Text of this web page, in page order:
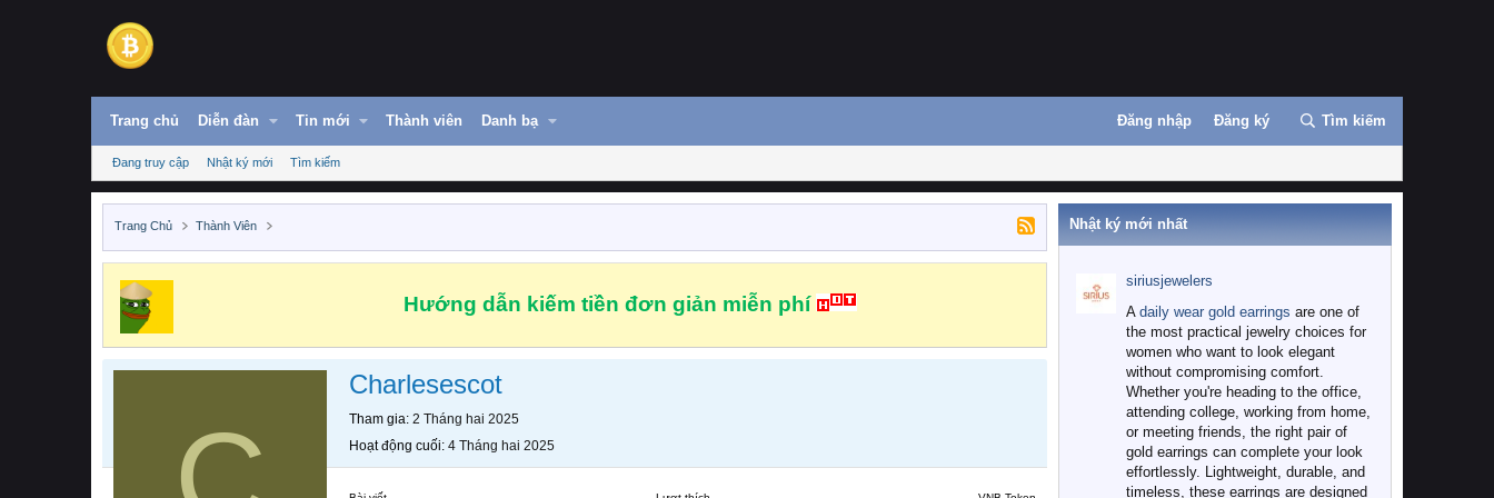
Trang chủ Diễn đàn Tin mới Thành viên Danh bạ Đăng nhập Đăng ký Tìm kiếm
Đang truy cập Nhật ký mới Tìm kiếm
Trang Chủ Thành Viên
Hướng dẫn kiếm tiền đơn giản miễn phí
Charlesescot
Tham gia 2 Tháng hai 2025
Hoạt động cuối 4 Tháng hai 2025
Nhật ký mới nhất
siriusjewelers
A daily wear gold earrings are one of
the most practical jewelry choices for
women who want to look elegant
without compromising comfort.
Whether you're heading to the office,
attending college, working from home,
or meeting friends, the right pair of
gold earrings can complete your look
effortlessly. Lightweight, durable, and
timeless, these earrings are designed